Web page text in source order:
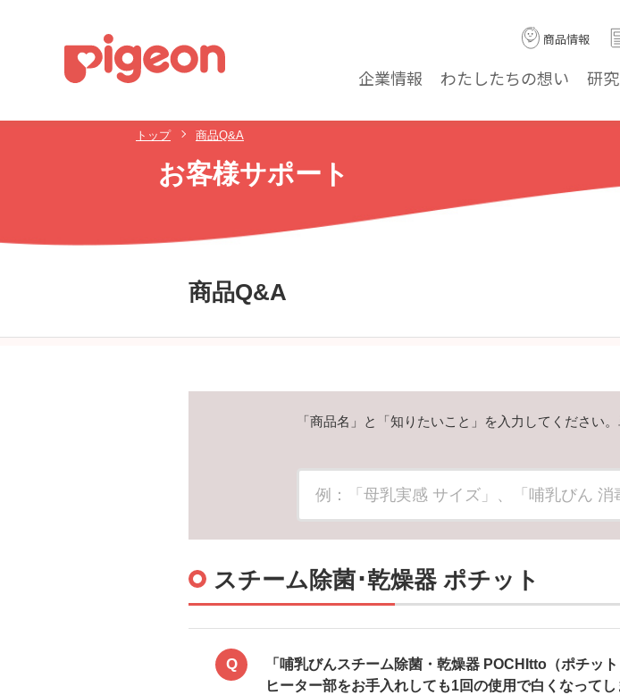
企業情報 わたしたちの想い 研究
商品情報
トップ 商品Q&A
お客様サポート
商品Q&A
「商品名」と「知りたいこと」を入力してください
スチーム除菌･乾燥器 ポチット
Q
「哺乳びんスチーム除菌・乾燥器 POCHItto（ポチッ
ヒーター部をお手入れしても1回の使用で白くなって